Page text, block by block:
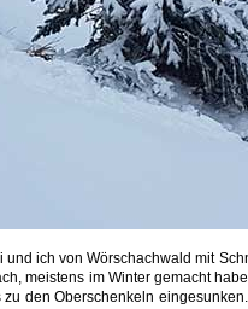
ich von Wörschachwald mit
meistens im Winter gemacht
den Oberschenkeln